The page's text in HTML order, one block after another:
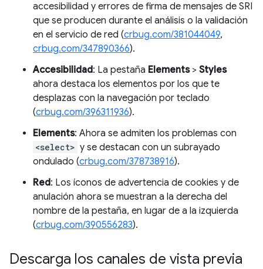
accesibilidad y errores de firma de mensajes de SRI
que se producen durante el análisis o la validación
en el servicio de red (crbug.com/381044049,
crbug.com/347890366).
Accesibilidad: La pestaña Elements> Styles
ahora destaca los elementos por los que te
desplazas con la navegación por teclado
(crbug.com/396311936).
Elements: Ahora se admiten los problemas con
<select> y se destacan con un subrayado
ondulado (crbug.com/378738916).
Red: Los íconos de advertencia de cookies y de
anulación ahora se muestran a la derecha del
nombre de la pestaña, en lugar de a la izquierda
(crbug.com/390556283).
Descarga los canales de vista previa